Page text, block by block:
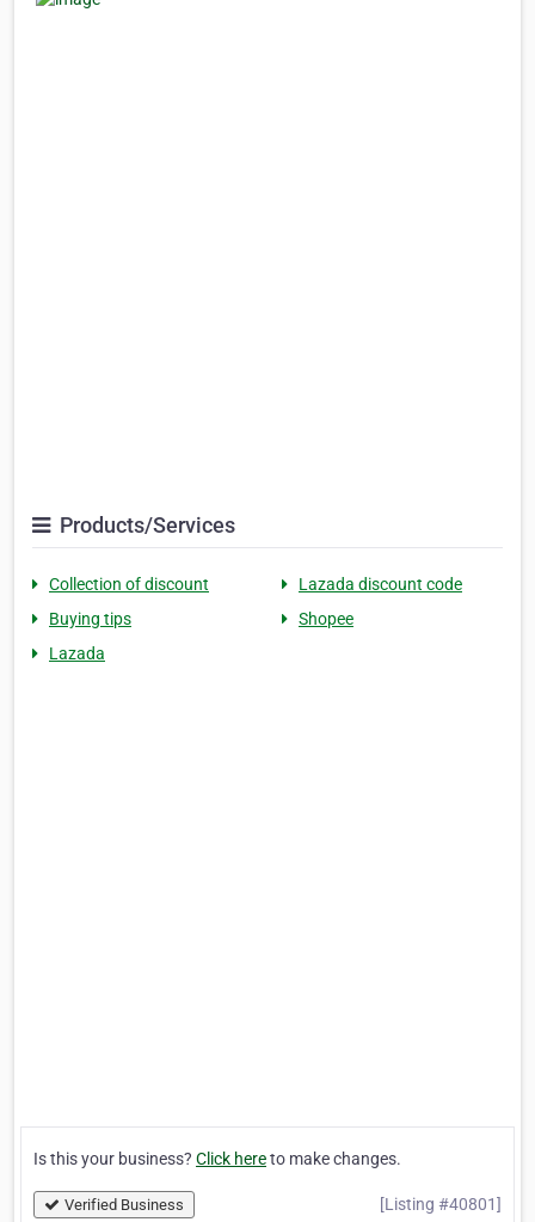
Products/Services
Collection of discount
Lazada discount code
Buying tips
Shopee
Lazada
Is this your business? Click hereto make changes.
Verified Business [Listing #40801]